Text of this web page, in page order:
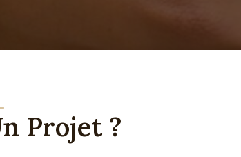
Projet ?